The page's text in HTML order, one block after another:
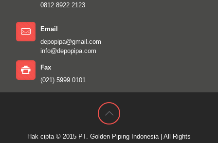
0812 8922 2123
Email
depopipa@gmail.com
info@depopipa.com
Fax
(021) 5999 0101
Hak cipta © 2015 PT. Golden Piping Indonesia | All Rights